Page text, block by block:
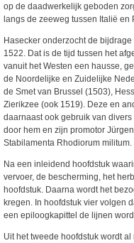
op de daadwerkelijk geboden
langs de zeeweg tussen Italië
Hasecker onderzocht de
1522. Dat is de tijd tussen het
vanuit het Westen een hausse,
de Noordelijke en Zuidelijke
de Smet van Brussel (1503),
Zierikzee (ook 1519). Deze en
daarnaast ook gebruik van
door hem en zijn promotor
Stabilamenta Rhodiorum militum.
Na een inleidend hoofdstuk
vervoer, de bescherming, het
hoofdstuk. Daarna wordt het
kregen. In hoofdstuk vier volgen
een epiloogkapittel de lijnen
Uit het tweede hoofdstuk wordt